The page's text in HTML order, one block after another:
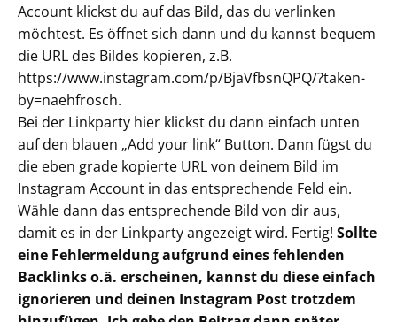
Account klickst du auf das Bild, das du verlinken
möchtest. Es öffnet sich dann und du kannst bequem
die URL des Bildes kopieren, z.B.
https://www.instagram.com/p/BjaVfbsnQPQ/?taken-
by=naehfrosch.
Bei der Linkparty hier klickst du dann einfach unten
auf den blauen „Add your link“ Button. Dann fügst du
die eben grade kopierte URL von deinem Bild im
Instagram Account in das entsprechende Feld ein.
Wähle dann das entsprechende Bild von dir aus,
damit es in der Linkparty angezeigt wird. Fertig! Sollte
eine Fehlermeldung aufgrund eines fehlenden
Backlinks o.ä. erscheinen, kannst du diese einfach
ignorieren und deinen Instagram Post trotzdem